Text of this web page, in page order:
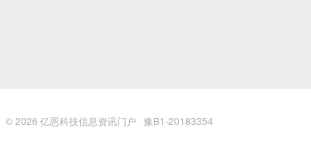
© 2026 亿恩科技信息资讯门户 豫B1-20183354